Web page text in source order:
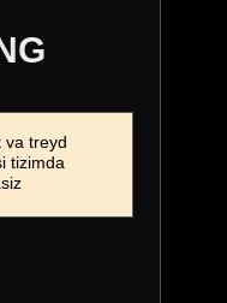
va treyd
tizimda